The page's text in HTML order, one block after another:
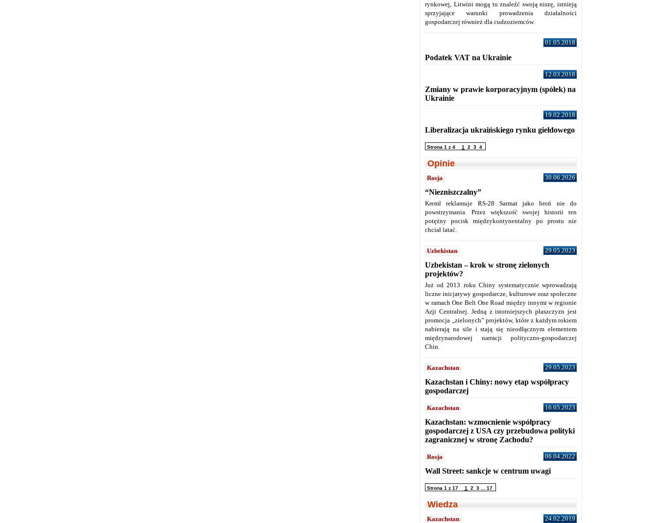
rynkowej, Litwini mogą tu znaleźć swoją niszę, istnieją
sprzyjające warunki prowadzenia działalności
gospodarczej również dla cudzoziemców.
01.05.2018
Podatek VAT na Ukrainie
12.03.2018
Zmiany w prawie korporacyjnym (spółek) na
Ukrainie
19.02.2018
Liberalizacja ukraińskiego rynku giełdowego
Strona 1 z 4 1 2 3 4
Opinie
Rosja 30.06.2026
“Niezniszczalny”
Kreml reklamuje RS-28 Sarmat jako broń nie do
powstrzymania. Przez większość swojej historii ten
potężny pocisk międzykontynentalny po prostu nie
chciał latać.
Uzbekistan 29.05.2023
Uzbekistan – krok w stronę zielonych
projektów?
Już od 2013 roku Chiny systematycznie wprowadzają
liczne inicjatywy gospodarcze, kulturowe oraz społeczne
w ramach One Belt One Road między innymi w regionie
Azji Centralnej. Jedną z istotniejszych płaszczyzn jest
promocja „zielonych” projektów, które z każdym rokiem
nabierają na sile i stają się nieodłącznym elementem
międzynarodowej narracji polityczno-gospodarczej
Chin.
Kazachstan 29.05.2023
Kazachstan i Chiny: nowy etap współpracy
gospodarczej
Kazachstan 16.05.2023
Kazachstan: wzmocnienie współpracy
gospodarczej z USA czy przebudowa polityki
zagranicznej w stronę Zachodu?
Rosja 06.04.2022
Wall Street: sankcje w centrum uwagi
Strona 1 z 17 1 2 3 17
Wiedza
Kazachstan 24.02.2019